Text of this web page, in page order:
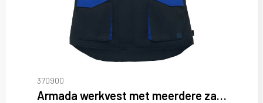
370900
Armada werkvest met meerdere zakken